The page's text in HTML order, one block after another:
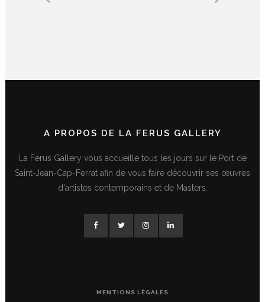
A PROPOS DE LA FERUS GALLERY
La Ferus Gallery vous accueille tous les jours sur le Port de
Saint-Jean-Cap-Ferrat afin de vous faire découvrir ses œuvres
d'artistes contemporains et de Masters.
MENTIONS LÉGALES